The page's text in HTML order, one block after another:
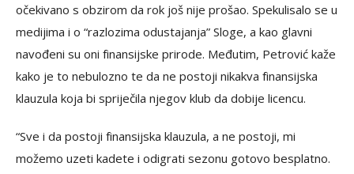
očekivano s obzirom da rok još nije prošao. Spekulisalo se u
medijima i o “razlozima odustajanja” Sloge, a kao glavni
navođeni su oni finansijske prirode. Međutim, Petrović kaže
kako je to nebulozno te da ne postoji nikakva finansijska
klauzula koja bi spriječila njegov klub da dobije licencu.
“Sve i da postoji finansijska klauzula, a ne postoji, mi
možemo uzeti kadete i odigrati sezonu gotovo besplatno.